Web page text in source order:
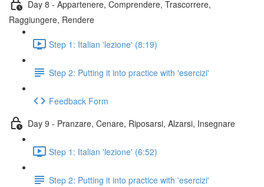
Day 8 - Appartenere, Comprendere, Trascorrere,
Raggiungere, Rendere
Step 1: Italian 'lezione' (8:19)
Step 2: Putting it into practice with 'esercizi'
Feedback Form
Day 9 - Pranzare, Cenare, Riposarsi, Alzarsi, Insegnare
Step 1: Italian 'lezione' (6:52)
Step 2: Putting it into practice with 'esercizi'